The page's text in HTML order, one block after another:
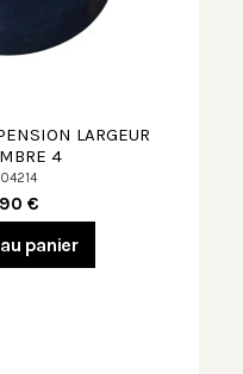
LARGEUR
4
€
panier